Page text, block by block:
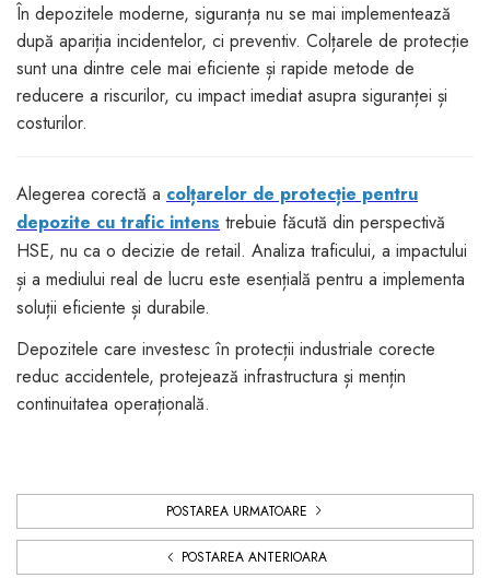
În depozitele moderne, siguranța nu se mai implementează
după apariția incidentelor, ci preventiv. Colțarele de protecție
sunt una dintre cele mai eficiente și rapide metode de
reducere a riscurilor, cu impact imediat asupra siguranței și
costurilor.
Alegerea corectă a colțarelor de protecție pentru
depozite cu trafic intens trebuie făcută din perspectivă
HSE, nu ca o decizie de retail. Analiza traficului, a impactului
și a mediului real de lucru este esențială pentru a implementa
soluții eficiente și durabile.
Depozitele care investesc în protecții industriale corecte
reduc accidentele, protejează infrastructura și mențin
continuitatea operațională.
POSTAREA URMATOARE
POSTAREA ANTERIOARA